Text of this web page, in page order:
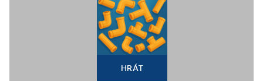
HRÁT